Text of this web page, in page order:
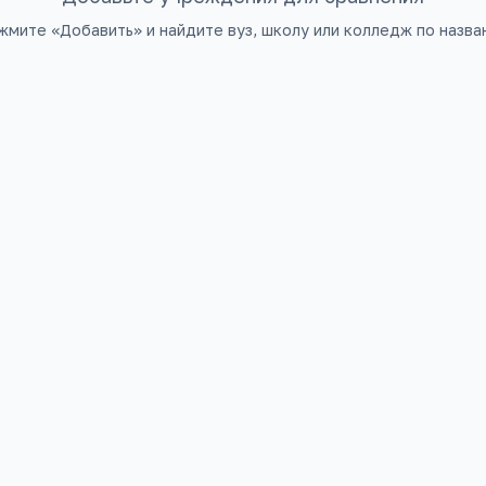
«Добавить» и найдите вуз, школу или колледж по